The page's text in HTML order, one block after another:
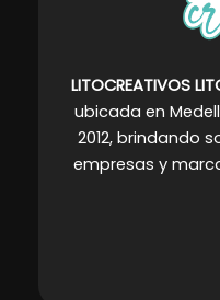
LITOCREATIVOS
ubicada en
2012, brindando
empresas y